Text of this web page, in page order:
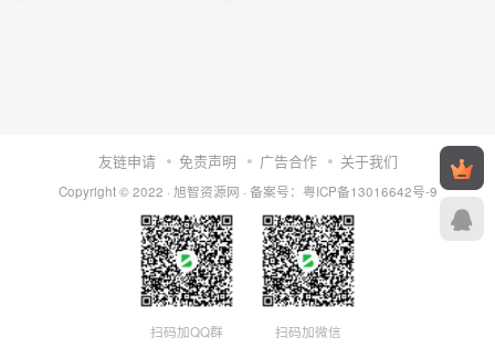
友链申请 免责声明 广告合作 关于我们
Copyright © 2022 · 旭智资源网 · 备案号： 粤ICP备13016642号-9
扫码加QQ群 扫码加微信